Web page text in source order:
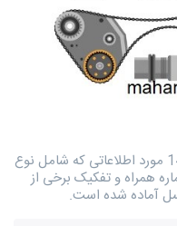
دایرکتوری قطعات موتور دارای تعداد 1462 مورد اطلاعاتی که شامل نوع
همراه و تفکیک برخی از
آماده شده است.